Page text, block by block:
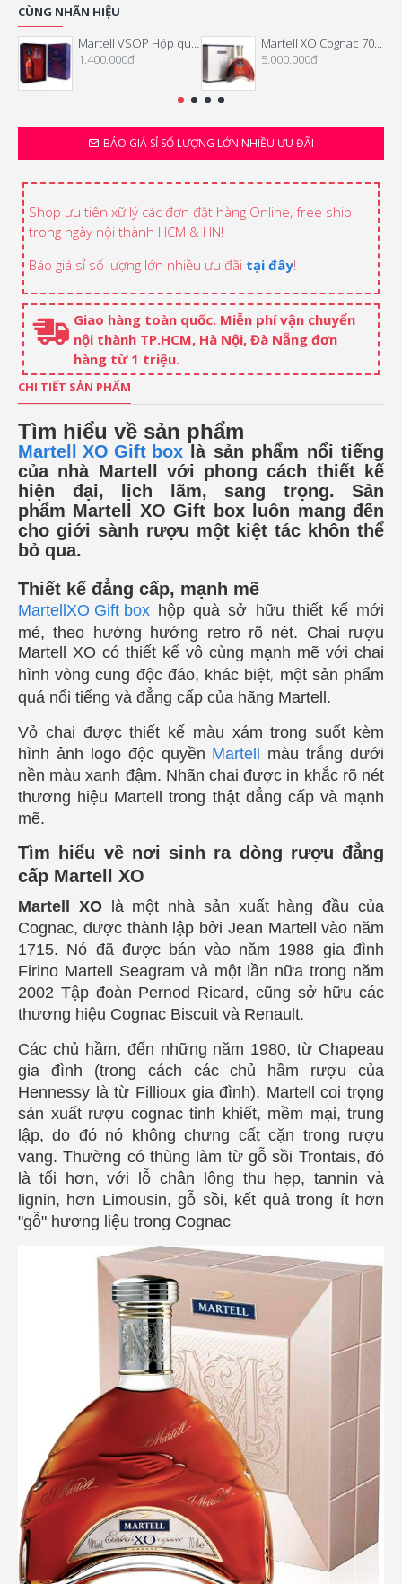
BÁO GIÁ SỈ SỐ LƯỢNG LỚN NHIỀU ƯU ĐÃI
CÙNG NHÃN HIỆU
Martell VSOP Hộp quà Tết 2024
1.400.000đ
Martell XO Cognac 700ml
5.000.000đ
Shop ưu tiên xữ lý các đơn đặt hàng Online, free ship
trong ngày nội thành HCM & HN!
Báo giá sỉ số lượng lớn nhiều ưu đãi tại đây!
Giao hàng toàn quốc. Miễn phí vận chuyển
nội thành TP.HCM, Hà Nội, Đà Nẵng đơn
hàng từ 1 triệu.
CHI TIẾT SẢN PHẨM
Tìm hiểu về sản phẩm
Martell XO Gift box là sản phẩm nổi tiếng
của nhà Martell với phong cách thiết kế
hiện đại, lịch lãm, sang trọng. Sản
phẩm Martell XO Gift box luôn mang đến
cho giới sành rượu một kiệt tác khôn thể
bỏ qua.
Thiết kế đẳng cấp, mạnh mẽ
MartellXO Gift box hộp quà sở hữu thiết kế mới
mẻ, theo hướng hướng retro rõ nét. Chai rượu
Martell XO có thiết kế vô cùng mạnh mẽ với chai
hình vòng cung độc đáo, khác biệt, một sản phẩm
quá nổi tiếng và đẳng cấp của hãng Martell.
Vỏ chai được thiết kế màu xám trong suốt kèm
hình ảnh logo độc quyền Martell
màu trắng dưới
nền màu xanh đậm. Nhãn chai được in khắc rõ nét
thương hiệu Martell trong thật đẳng cấp và mạnh
mẽ.
Tìm hiểu về nơi sinh ra dòng rượu đẳng
cấp Martell XO
Martell XOlà một nhà sản xuất hàng đầu của
Cognac, được thành lập bởi Jean Martell vào năm
1715. Nó đã được bán vào năm 1988 gia đình
Firino Martell Seagram và một lần nữa trong năm
2002 Tập đoàn Pernod Ricard, cũng sở hữu các
thương hiệu Cognac Biscuit và Renault.
Các chủ hầm, đến những năm 1980, từ Chapeau
gia đình (trong cách các chủ hầm rượu của
Hennessy là từ Fillioux gia đình). Martell coi trọng
sản xuất rượu cognac tinh khiết, mềm mại, trung
lập, do đó nó không chưng cất cặn trong rượu
vang. Thường có thùng làm từ gỗ sồi Trontais, đó
là tối hơn, với lỗ chân lông thu hẹp, tannin và
lignin, hơn Limousin, gỗ sồi, kết quả trong ít hơn
"gỗ" hương liệu trong Cognac